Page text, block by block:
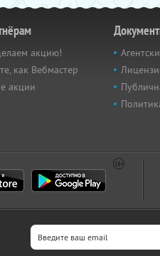
акцию!
как Вебмастер
акции